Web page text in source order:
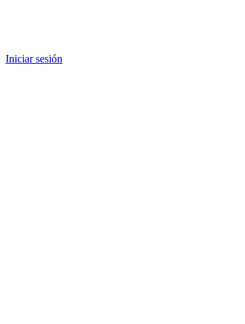
Iniciar sesión